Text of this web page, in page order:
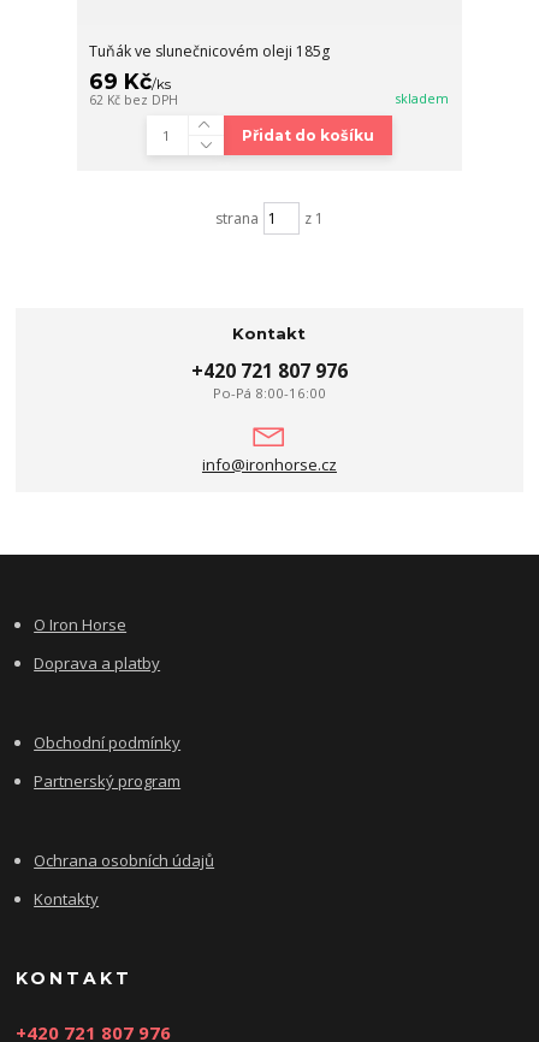
Tuňák ve slunečnicovém oleji 185g
69 Kč/ks
62 Kč bez DPH skladem
Přidat do košíku
strana z 1
Kontakt
+420 721 807 976
Po-Pá 8:00-16:00
info@ironhorse.cz
O Iron Horse
Doprava a platby
Obchodní podmínky
Partnerský program
Ochrana osobních údajů
Kontakty
KONTAKT
+420 721 807 976